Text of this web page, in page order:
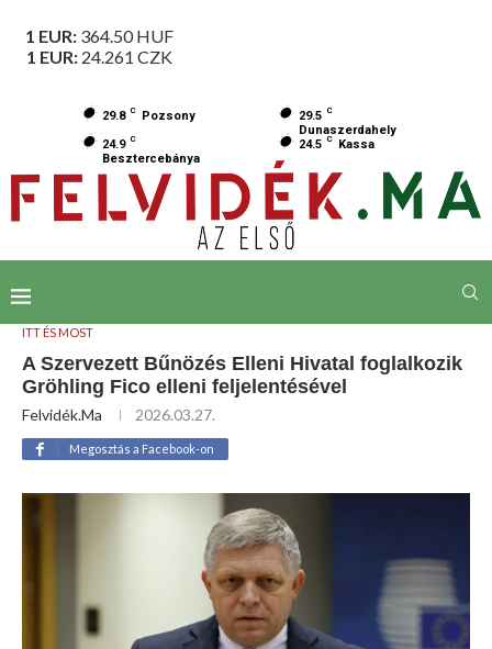
1 EUR: 364.50HUF
1 EUR: 24.261 CZK
29.8 C Pozsony 29.5 C
Dunaszerdahely
24.9 C
Besztercebánya
24.5 C Kassa
ITT ÉS MOST
A Szervezett Bűnözés Elleni Hivatal foglalkozik
Gröhling Fico elleni feljelentésével
Felvidék.ma 2026.03.27.
Megosztás a Facebook-on